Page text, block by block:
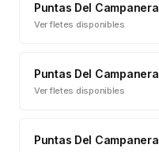
Puntas Del Campanera
Ver fletes disponibles
Puntas Del Campanera
Ver fletes disponibles
Puntas Del Campanera